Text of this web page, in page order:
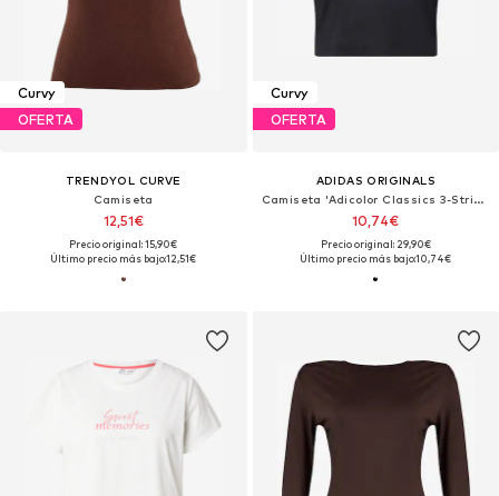
Curvy
OFERTA
TRENDYOL CURVE
Camiseta
12,51€
Precio original: 15,90€
Último precio más bajo:12,51€
Curvy
OFERTA
ADIDAS ORIGINALS
Camiseta 'Adicolor Classics 3-Stripes '
10,74€
Precio original: 29,90€
Último precio más bajo:10,74€